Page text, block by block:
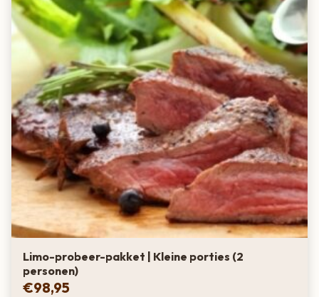
Limo-probeer-pakket | Kleine porties (2
personen)
€98,95